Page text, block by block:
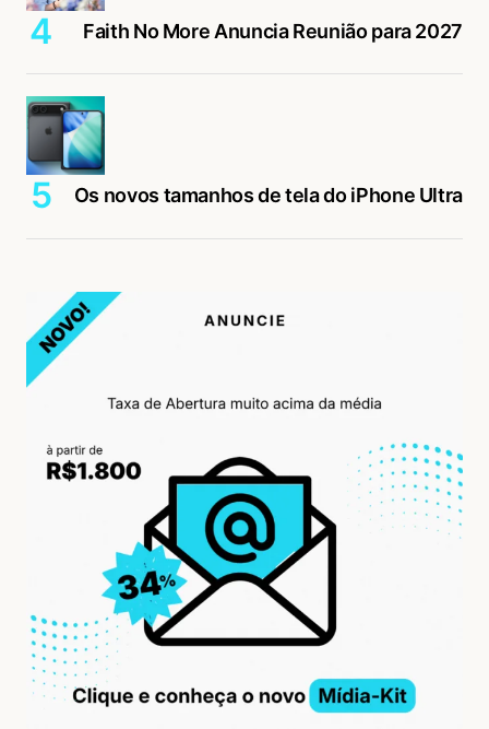
Faith No More Anuncia Reunião para 2027
Os novos tamanhos de tela do iPhone Ultra